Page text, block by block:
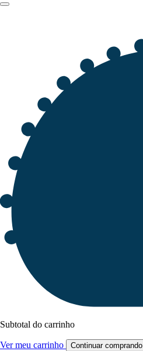
Subtotal do carrinho
Ver meu carrinho Continuar comprando